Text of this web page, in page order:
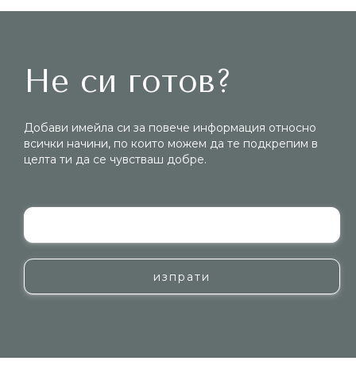
Не си готов?
Добави имейла си за повече информация относно
всички начини, по които можем да те подкрепим в
целта ти да се чувстваш добре.